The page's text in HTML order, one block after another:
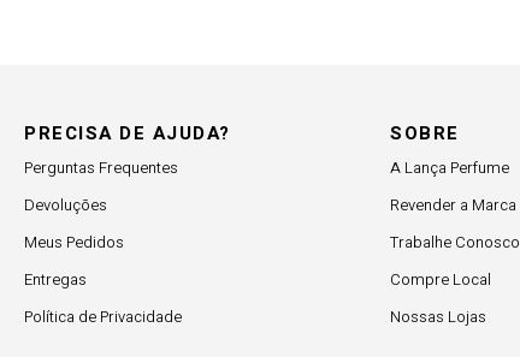
PRECISA DE AJUDA?
Perguntas Frequentes
Devoluções
Meus Pedidos
Entregas
Política de Privacidade
SOBRE
A Lança Perfume
Revender a Marca
Trabalhe Conosco
Compre Local
Nossas Lojas